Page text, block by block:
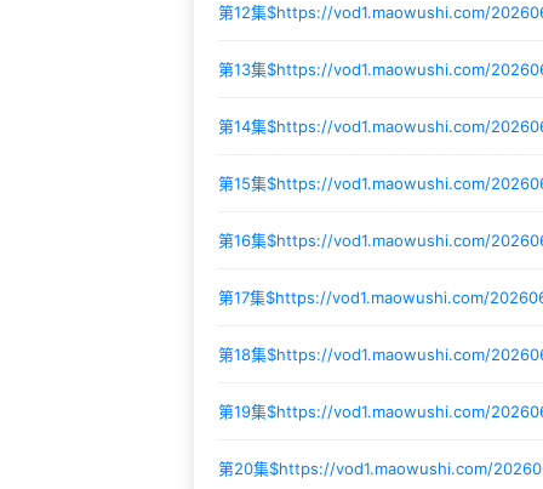
第12集$https://vod1.maowushi.com/
第13集$https://vod1.maowushi.com/
第14集$https://vod1.maowushi.com/
第15集$https://vod1.maowushi.com/
第16集$https://vod1.maowushi.com/
第17集$https://vod1.maowushi.com/
第18集$https://vod1.maowushi.com/
第19集$https://vod1.maowushi.com/
第20集$https://vod1.maowushi.com/